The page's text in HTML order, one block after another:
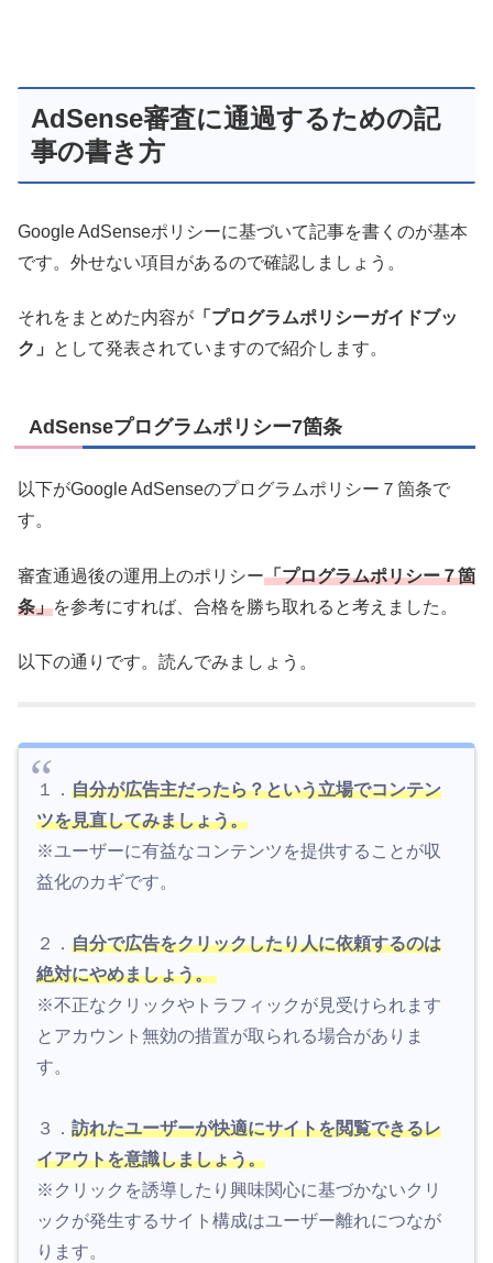
AdSense審査に通過するための記
事の書き方
Google AdSenseポリシーに基づいて記事を書くのが基本
です。外せない項目があるので確認しましょう。
それをまとめた内容が 「プログラムポリシーガイドブッ
ク」
として発表されていますので紹介します。
AdSenseプログラムポリシー7箇条
以下がGoogle AdSenseのプログラムポリシー７箇条で
す。
審査通過後の運用上のポリシー「プログラムポリシー７箇
条」を参考にすれば、合格を勝ち取れると考えました。
以下の通りです。読んでみましょう。
１． 自分が広告主だったら？という立場でコンテン
ツを見直してみましょう。
※ユーザーに有益なコンテンツを提供することが収
益化のカギです。
２． 自分で広告をクリックしたり人に依頼するのは
絶対にやめましょう。
※不正なクリックやトラフィックが見受けられます
とアカウント無効の措置が取られる場合がありま
す。
３． 訪れたユーザーが快適にサイトを閲覧できるレ
イアウトを意識しましょう。
※クリックを誘導したり興味関心に基づかないクリ
ックが発生するサイト構成はユーザー離れにつなが
ります。